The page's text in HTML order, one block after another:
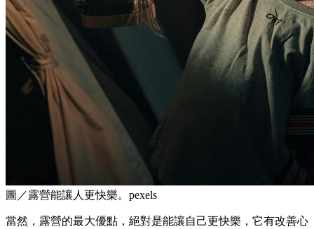
圖／露營能讓人更快樂。pexels
當然，露營的最大優點，絕對是能讓自己更快樂，它有改善心